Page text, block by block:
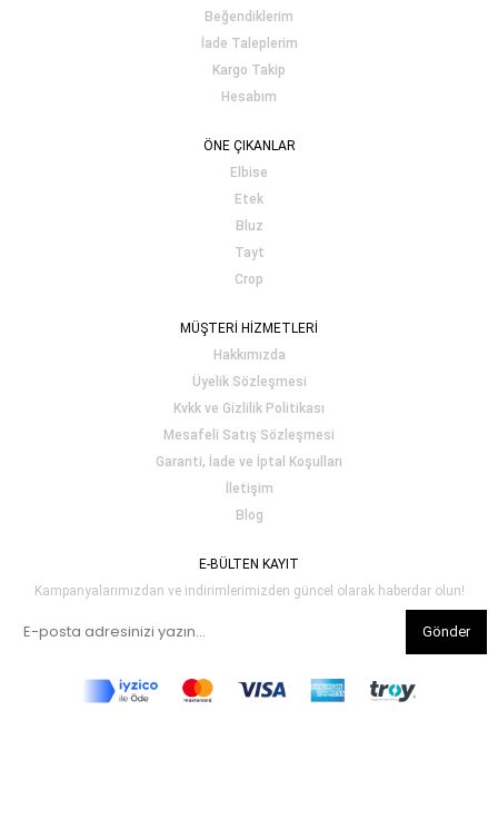
Beğendiklerim
İade Taleplerim
Kargo Takip
Hesabım
ÖNE ÇIKANLAR
Elbise
Etek
Bluz
Tayt
Crop
MÜŞTERİ HİZMETLERİ
Hakkımızda
Üyelik Sözleşmesi
Kvkk ve Gizlilik Politikası
Mesafeli Satış Sözleşmesi
Garanti, İade ve İptal Koşulları
İletişim
Blog
E-BÜLTEN KAYIT
Kampanyalarımızdan ve indirimlerimizden güncel olarak haberdar olun!
Gönder